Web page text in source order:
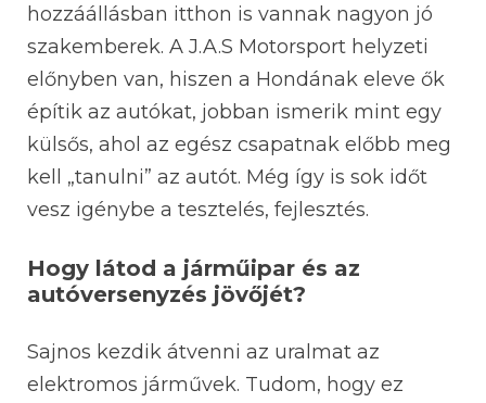
hozzáállásban itthon is vannak nagyon jó
szakemberek. A J.A.S Motorsport helyzeti
előnyben van, hiszen a Hondának eleve ők
építik az autókat, jobban ismerik mint egy
külsős, ahol az egész csapatnak előbb meg
kell „tanulni” az autót. Még így is sok időt
vesz igénybe a tesztelés, fejlesztés.
Hogy látod a járműipar és az
autóversenyzés jövőjét?
Sajnos kezdik átvenni az uralmat az
elektromos járművek. Tudom, hogy ez